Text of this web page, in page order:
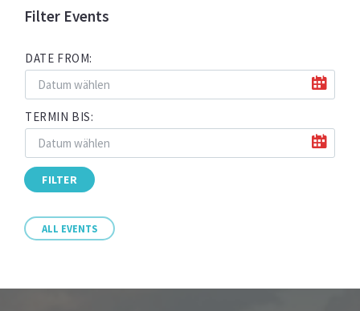
Filter Events
DATE FROM:
TERMIN BIS:
FILTER
ALL EVENTS